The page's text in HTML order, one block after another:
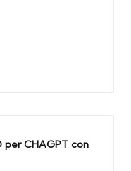
per CHAGPT con